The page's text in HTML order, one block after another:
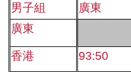
男子組
廣東
廣東
香港 93:50